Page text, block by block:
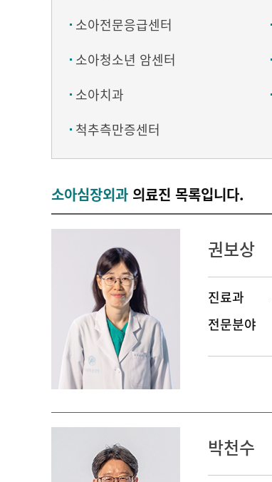
소아전문응급센터
소아청소년 암센터
소아치과
척추측만증센터
소아심장외과 의료진 목록입니다.
권보상
진료과
전문분야
박천수